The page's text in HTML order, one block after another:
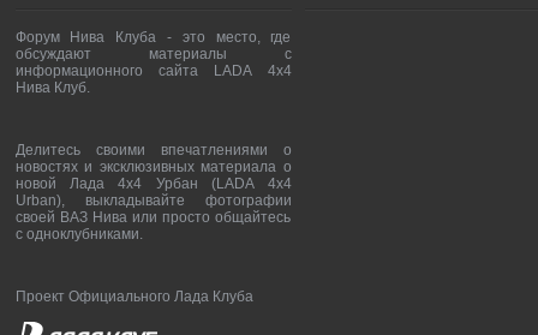
Форум Нива Клуба - это место, где
обсуждают материалы с
информационного сайта LADA 4x4
Нива Клуб.
Делитесь своими впечатлениями о
новостях и эксклюзивных материала о
новой Лада 4х4 Урбан (LADA 4x4
Urban), выкладывайте фотографии
своей ВАЗ Нива или просто общайтесь
с одноклубниками.
Проект Официального Лада Клуба